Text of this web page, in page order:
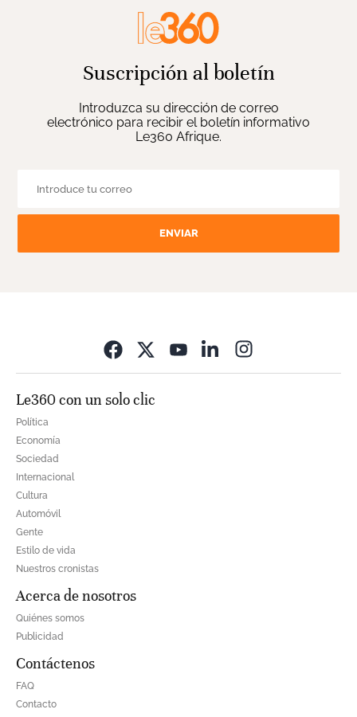
Suscripción al boletín
Introduzca su dirección de correo
electrónico para recibir el boletín informativo
Le360 Afrique.
ENVIAR
Le360 con un solo clic
Política
Economía
Sociedad
Internacional
Cultura
Automóvil
Gente
Estilo de vida
Nuestros cronistas
Acerca de nosotros
Quiénes somos
Publicidad
Contáctenos
FAQ
Contacto